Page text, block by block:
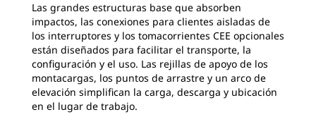
Las grandes estructuras base que absorben
impactos, las conexiones para clientes aisladas de
los interruptores y los tomacorrientes CEE opcionales
están diseñados para facilitar el transporte, la
configuración y el uso. Las rejillas de apoyo de los
montacargas, los puntos de arrastre y un arco de
elevación simplifican la carga, descarga y ubicación
en el lugar de trabajo.